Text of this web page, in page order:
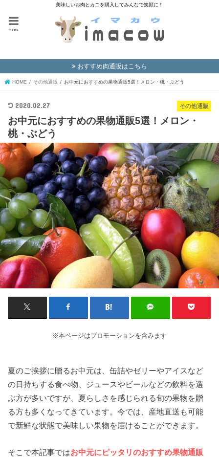
美味しいお肉とカニを購入してみんなで笑顔に！
menu
おすすめ肉通販はこちら
HOME その他通販 お中元におすすめの果物通販5選！メロン・桃・ぶどう
その他通販
2020.02.27
お中元におすすめの果物通販5選！メロン・
桃・ぶどう
※本ページはプロモーションを含みます
夏のご挨拶に贈るお中元は、缶詰やゼリーやアイスなど
の日持ちする食べ物、ジュースやビールなどの飲料を選
ぶ方が多いですが、夏らしさを感じられる旬の果物を贈
る方も多くなってきています。今では、産地直送も可能
で新鮮な状態で美味しい果物を届けることができます。
そこで本記事ではお中元にピッタリのおすすめ果物通販